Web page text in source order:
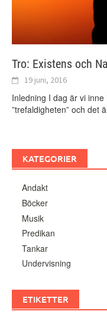
Tro: Existens och
19 juni, 2016
Inledning I dag är vi
”trefaldigheten” och det
KATEGORIER
Andakt
Böcker
Musik
Predikan
Tankar
Undervisning
ETIKETTER